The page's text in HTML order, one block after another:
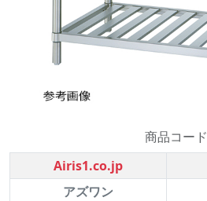
商品コード
Airis1.co.jp
アズワン